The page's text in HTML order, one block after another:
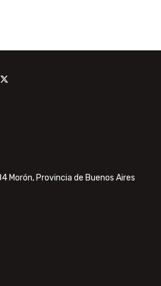
Morón, Provincia de Buenos Aires